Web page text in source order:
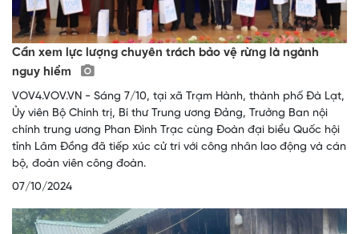
Cần xem lực lượng chuyên trách bảo vệ rừng là ngành
nguy hiểm
VOV4.VOV.VN - Sáng 7/10, tại xã Trạm Hành, thành phố Đà Lạt,
Ủy viên Bộ Chính trị, Bí thư Trung ương Đảng, Trưởng Ban nội
chính trung ương Phan Đình Trạc cùng Đoàn đại biểu Quốc hội
tỉnh Lâm Đồng đã tiếp xúc cử tri với công nhân lao động và cán
bộ, đoàn viên công đoàn.
07/10/2024